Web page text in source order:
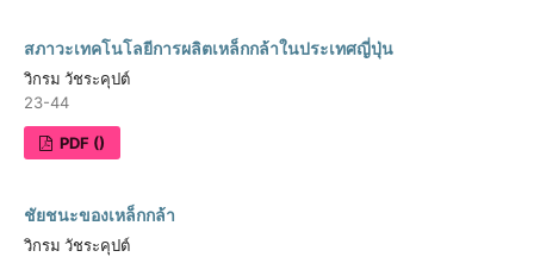
สภาวะเทคโนโลยีการผลิตเหล็กกล้าในประเทศญี่ปุ่น
วิกรม วัชระคุปต์
23-44
PDF ()
ชัยชนะของเหล็กกล้า
วิกรม วัชระคุปต์